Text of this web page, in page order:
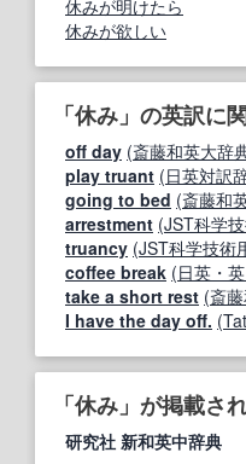
休みが明けたら
休みが欲しい
「休み」の英訳に
off day (斎藤和英大辞
play truant (日英対訳
going to bed (斎藤和
arrestment (JST科学
truancy (JST科学技術
coffee break (日英・
take a short rest (斎
I have the day off.
「休み」が掲載さ
研究社 新和英中辞典